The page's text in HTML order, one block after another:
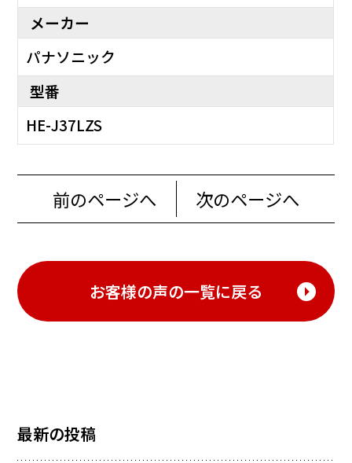
メーカー
パナソニック
型番
HE-J37LZS
前のページへ 次のページへ
お客様の声の一覧に戻る
最新の投稿